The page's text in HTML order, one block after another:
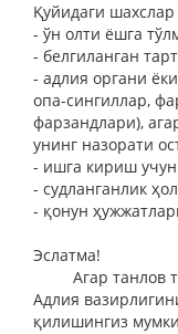
Қуйидаги
- ўн олти ёшга
- белгиланган
- адлия органи
опа-сингиллар,
фарзандлари),
унинг назорати
- ишга кириш учун
- судланганлик
- қонун
Эслатма!
Агар танлов
Адлия
қилишингиз